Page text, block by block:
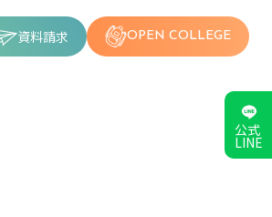
資料請求 OPEN COLLEGE
公式
LINE